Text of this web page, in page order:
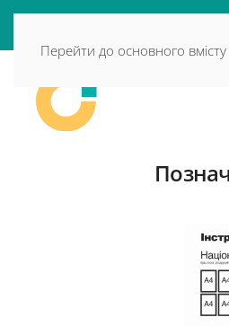
Перейти до основного вмісту